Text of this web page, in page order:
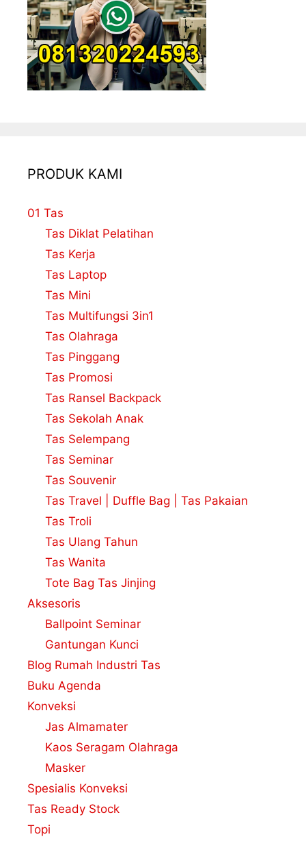
PRODUK KAMI
01 Tas
Tas Diklat Pelatihan
Tas Kerja
Tas Laptop
Tas Mini
Tas Multifungsi 3in1
Tas Olahraga
Tas Pinggang
Tas Promosi
Tas Ransel Backpack
Tas Sekolah Anak
Tas Selempang
Tas Seminar
Tas Souvenir
Tas Travel | Duffle Bag | Tas Pakaian
Tas Troli
Tas Ulang Tahun
Tas Wanita
Tote Bag Tas Jinjing
Aksesoris
Ballpoint Seminar
Gantungan Kunci
Blog Rumah Industri Tas
Buku Agenda
Konveksi
Jas Almamater
Kaos Seragam Olahraga
Masker
Spesialis Konveksi
Tas Ready Stock
Topi